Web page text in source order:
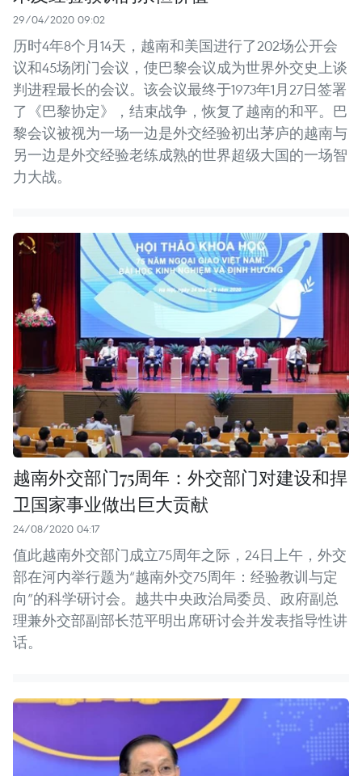
29/04/2020 09:02
历时4年8个月14天，越南和美国进行了202场公开会
议和45场闭门会议，使巴黎会议成为世界外交史上谈
判进程最长的会议。该会议最终于1973年1月27日签署
了《巴黎协定》，结束战争，恢复了越南的和平。巴
黎会议被视为一场一边是外交经验初出茅庐的越南与
另一边是外交经验老练成熟的世界超级大国的一场智
力大战。
越南外交部门75周年：外交部门对建设和捍
卫国家事业做出巨大贡献
24/08/2020 04:17
值此越南外交部门成立75周年之际，24日上午，外交
部在河内举行题为“越南外交75周年：经验教训与定
向”的科学研讨会。越共中央政治局委员、政府副总
理兼外交部副部长范平明出席研讨会并发表指导性讲
话。